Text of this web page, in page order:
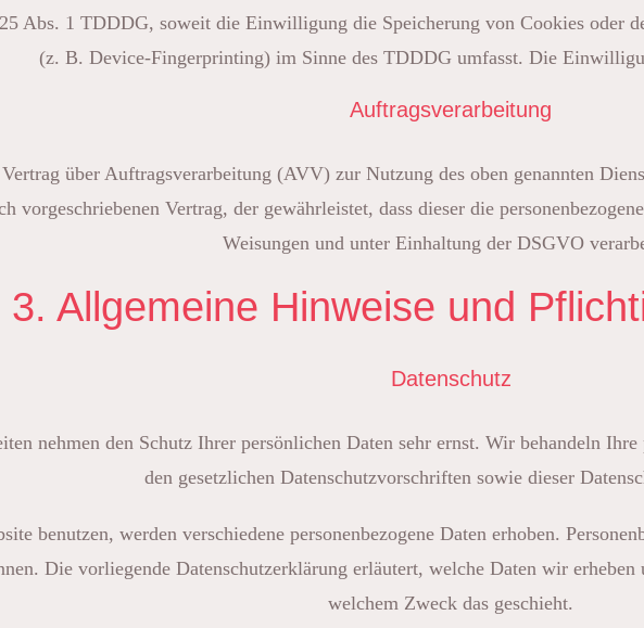
Abs. 1 TDDDG, soweit die Einwilligung die Speicherung von Cookies oder
(z. B. Device-Fingerprinting) im Sinne des TDDDG umfasst. Die
Auftragsverarbeitung
über Auftragsverarbeitung (AVV) zur Nutzung des oben genannten
vorgeschriebenen Vertrag, der gewährleistet, dass dieser die
Weisungen und unter Einhaltung der DSGVO
3. Allgemeine Hinweise und
Datenschutz
nehmen den Schutz Ihrer persönlichen Daten sehr ernst. Wir behandeln
den gesetzlichen Datenschutzvorschriften sowie dieser
benutzen, werden verschiedene personenbezogene Daten erhoben.
Die vorliegende Datenschutzerklärung erläutert, welche Daten wir
welchem Zweck das geschieht.